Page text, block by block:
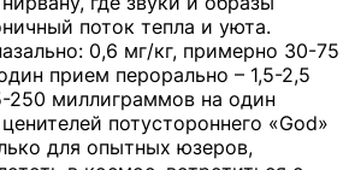
поток тепла и уюта.
0,6 мг/кг, примерно 30-75
прием перорально – 1,5-2,5
250 миллиграммов на один
потустороннего «God»
для опытных юзеров,